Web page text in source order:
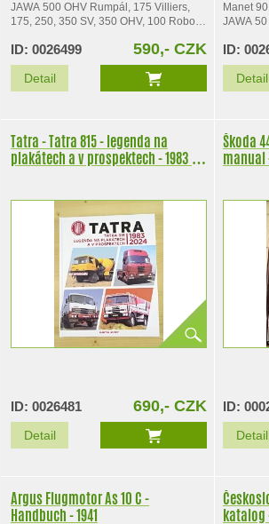
JAWA 500 OHV Rumpál, 175 Villiers,
175, 250, 350 SV, 350 OHV, 100 Robot,
JAWA 250, 350 pérák, 500 OHC,…
ID: 0026499 590,- CZK
Detail
Manet 90
JAWA
Manet S
Tatran S
JAWA
ID:
Detail
Tatra - Tatra 815 - legenda na
plakátech a v prospektech - 1983 -
ID: 0026481 690,- CZK
Detail
Škoda
ID:
Detail
Argus Flugmotor As 10 C -
Handbuch - 1941
katalog